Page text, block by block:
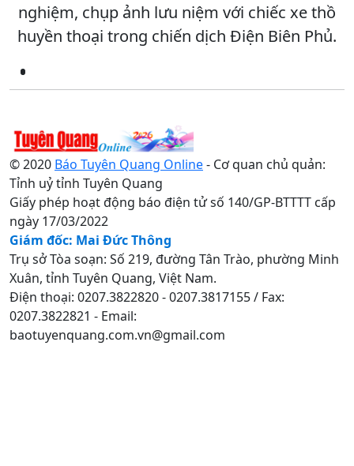
nghiệm, chụp ảnh lưu niệm với chiếc xe thồ
huyền thoại trong chiến dịch Điện Biên Phủ.
© 2020 Báo Tuyên Quang Online- Cơ quan chủ quản:
Tỉnh uỷ tỉnh Tuyên Quang
Giấy phép hoạt động báo điện tử số 140/GP-BTTTT cấp
ngày 17/03/2022
Giám đốc: Mai Đức Thông
Trụ sở Tòa soạn: Số 219, đường Tân Trào, phường Minh
Xuân, tỉnh Tuyên Quang, Việt Nam.
Điện thoại: 0207.3822820 - 0207.3817155 / Fax:
0207.3822821 - Email:
baotuyenquang.com.vn@gmail.com